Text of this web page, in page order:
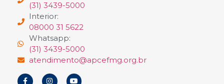
(31) 3439-5000
Interior:
08000 31 5622
Whatsapp:
(31) 3439-5000
atendimento@apcefmg.org.br